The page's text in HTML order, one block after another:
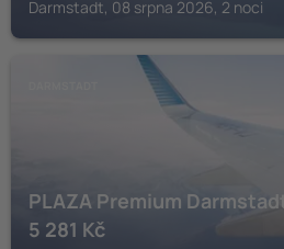
Darmstadt, 08 srpna 2026, 2 noci
PLAZA Premium Darmstadt
5 281 Kč